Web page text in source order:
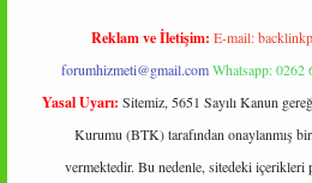
Reklam ve İletişim: E-mail:
forumhizmeti@gmail.comWhatsapp: 0262
Yasal Uyarı: Sitemiz, 5651 Sayılı Kanun
Kurumu (BTK) tarafından onaylanmış
vermektedir. Bu nedenle, sitedeki içerikleri